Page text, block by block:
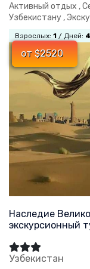
Активный отдых ,
Узбекистану ,
Взрослых: 1 / Дней: 4
от $2520
Наследие
экскурсионный
Узбекистан